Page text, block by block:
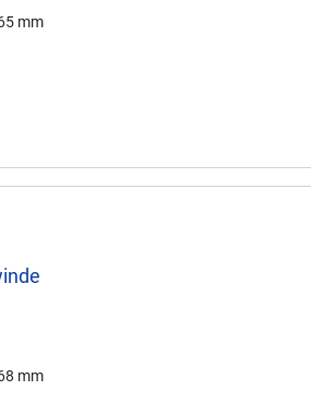
mm
mm